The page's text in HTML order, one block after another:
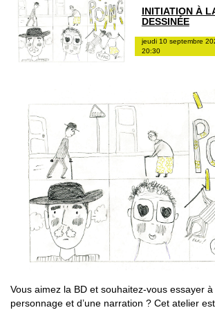
INITIATION À
DESSINÉE
jeudi 10 septembre
20:30
Vous aimez la BD et souhaitez-vous essayer à
personnage et d’une narration ? Cet atelier